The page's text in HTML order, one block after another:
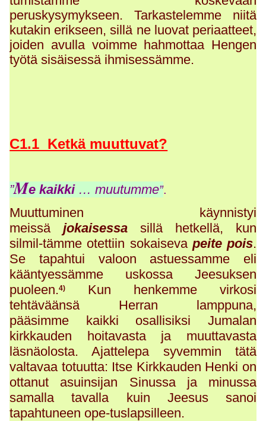
peruskysymykseen. Tarkastelemme niitä
kutakin erikseen, sillä ne luovat periaatteet,
joiden avulla voimme hahmottaa Hengen
työtä sisäisessä ihmisessämme.
C1.1 Ketkä muuttuvat?
”Me kaikki… muutumme”.
Muuttuminen käynnistyi
meissäjokaisessa sillä hetkellä, kun
silmil-tämme otettiin sokaiseva peite pois.
Se tapahtui valoon astuessamme eli
kääntyessämme uskossa Jeesuksen
puoleen.4)
Kun henkemme virkosi
tehtäväänsä Herran lamppuna,
pääsimme kaikki osallisiksi Jumalan
kirkkauden hoitavasta ja muuttavasta
läsnäolosta. Ajattelepa syvemmin tätä
valtavaa totuutta: Itse Kirkkauden Henki on
ottanut asuinsijan Sinussa ja minussa
samalla tavalla kuin Jeesus sanoi
tapahtuneen ope-tuslapsilleen.